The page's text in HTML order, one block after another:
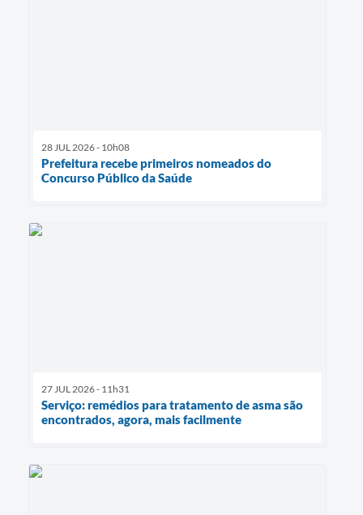
28 JUL 2026 - 10h08
Prefeitura recebe primeiros nomeados do
Concurso Público da Saúde
27 JUL 2026 - 11h31
Serviço: remédios para tratamento de asma são
encontrados, agora, mais facilmente